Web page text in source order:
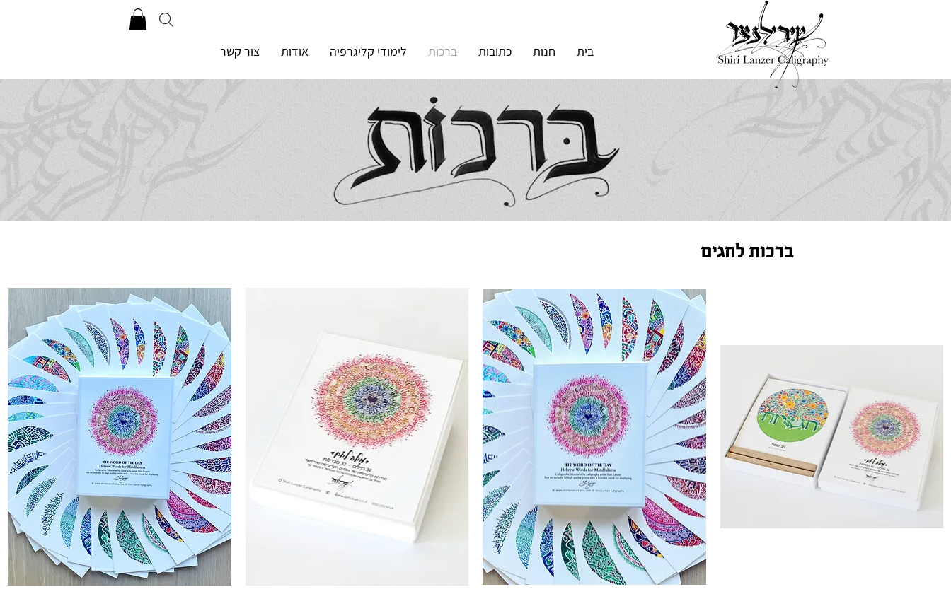
בית חנות כתובות ברכות לימודי קליגרפיה אודות צור קשר
ברכות לחגים